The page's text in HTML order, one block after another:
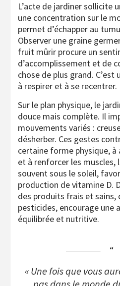
L’acte de jardiner sollicite
une concentration sur le
permet d’échapper au
Observer une graine
fruit mûrir procure un
d’accomplissement et de
chose de plus grand.
à respirer et à se recentrer.
Sur le plan physique, le
douce mais complète. Il
mouvements variés :
désherber. Ces gestes
certaine forme physique, à
et à renforcer les
souvent sous le soleil,
production de vitamine D.
des produits frais et sains,
pesticides, encourage une
équilibrée et nutritive.
« Une fois que vous